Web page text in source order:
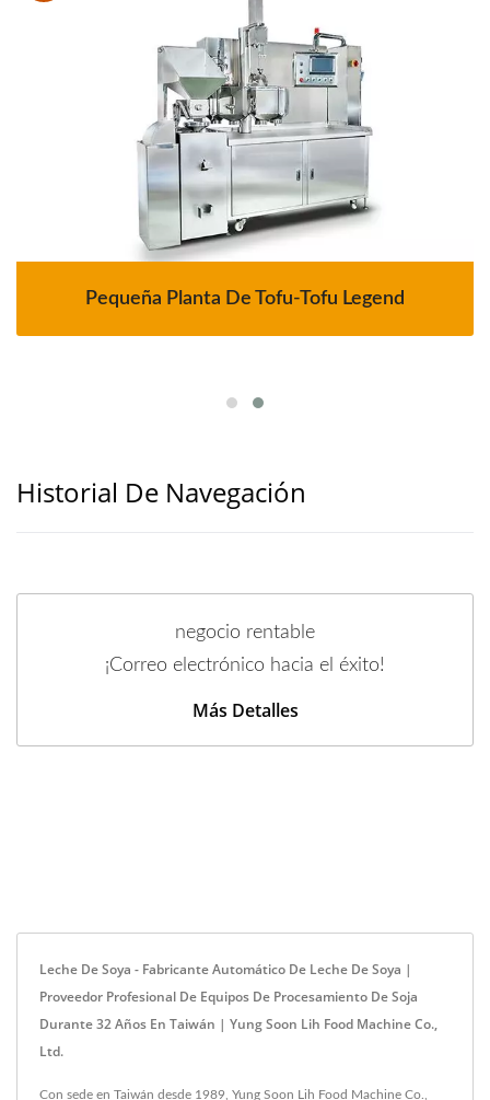
Pequeña Planta De Tofu-Tofu Legend
Historial De Navegación
negocio rentable
¡Correo electrónico hacia el éxito!
Más Detalles
Leche De Soya - Fabricante Automático De Leche De Soya |
Proveedor Profesional De Equipos De Procesamiento De Soja
Durante 32 Años En Taiwán | Yung Soon Lih Food Machine Co.,
Ltd.
Con sede en Taiwán desde 1989, Yung Soon Lih Food Machine Co.,